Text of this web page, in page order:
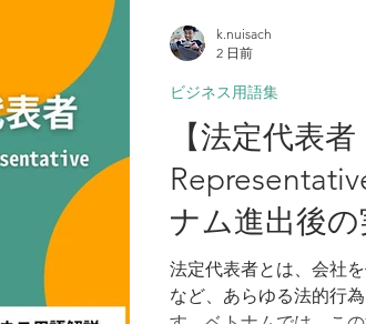
トの実施場所、そして
記載され、これ以降の
ります。
【法定代表
ナム進出後
ネス用語解説
法定代表者とは、会社
など、あらゆる法的行
ビジネス用語集
k.nuisach
2 日前